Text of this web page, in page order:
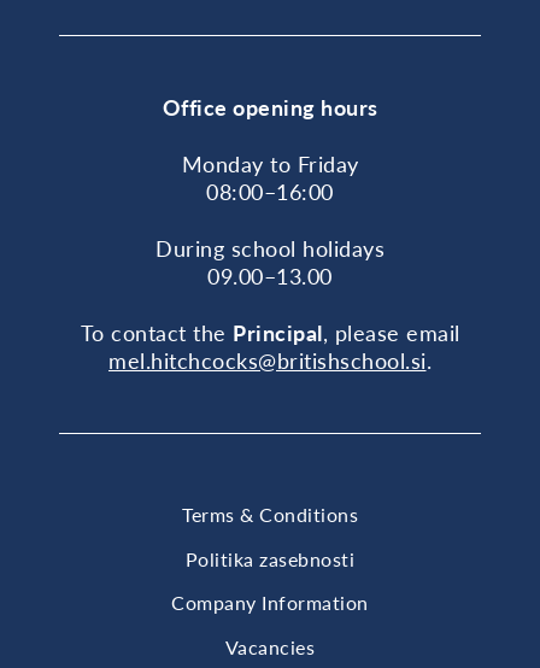
Office opening hours
Monday to Friday
08:00–16:00
During school holidays
09.00–13.00
To contact the Principal, please email
mel.hitchcocks@britishschool.si.
Terms & Conditions
Politika zasebnosti
Company Information
Vacancies